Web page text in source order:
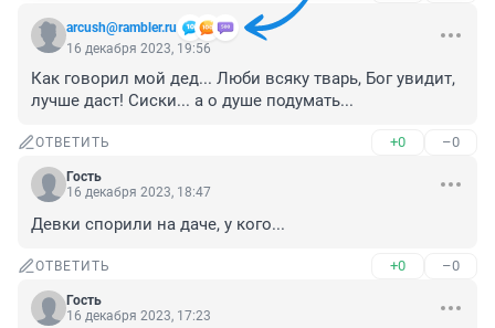
arcush@rambler.ru
16 декабря 2023, 19:56
Как говорил мой дед... Люби всяку тварь, Бог увидит,
лучше даст! Сиски... а о душе подумать...
ОТВЕТИТЬ +0 –0
Гость
16 декабря 2023, 18:47
Девки спорили на даче, у кого...
ОТВЕТИТЬ +0 –0
Гость
16 декабря 2023, 17:23